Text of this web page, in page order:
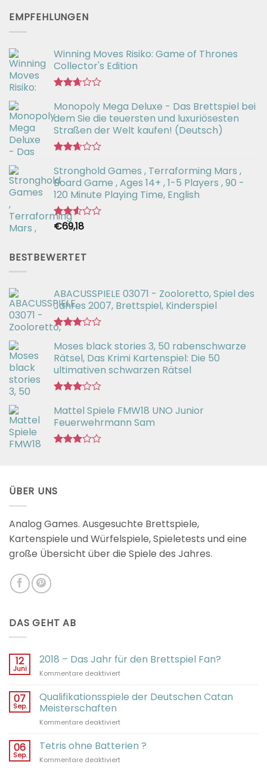
von 5
EMPFEHLUNGEN
Winning Moves Risiko: Game of Thrones
Collector's Edition
mit
2.66
von 5
Monopoly Mega Deluxe - Das Brettspiel bei
dem Sie die teuersten und luxuriösesten
Straßen der Welt kaufen! (Deutsch)
mit
2.64
von 5
Stronghold Games , Terraforming Mars ,
Board Game , Ages 14+ , 1-5 Players , 90 -
120 Minute Playing Time, English
Bewertet
von 5
€69,18
BESTBEWERTET
ABACUSSPIELE 03071 - Zooloretto, Spiel des
Jahres 2007, Brettspiel, Kinderspiel
mit
3.02
von 5
Moses black stories 3, 50 rabenschwarze
Rätsel, Das Krimi Kartenspiel: Die 50
ultimativen schwarzen Rätsel
mit
3.00
von 5
Mattel Spiele FMW18 UNO Junior
Feuerwehrmann Sam
ÜBER UNS
Analog Games. Ausgesuchte Brettspiele,
Kartenspiele und Würfelspiele, Spieletests und eine
große Übersicht über die Spiele des Jahres.
DAS GEHT AB
12
Juni
2018 – Das Jahr für den Brettspiel Fan?
Kommentare deaktiviertfür
–
Das
für
Brettspiel
07
Sep.
Qualifikationsspiele der Deutschen Catan
Meisterschaften
Kommentare deaktiviertfür
der
Deutschen
Catan
06
Sep.
Tetris ohne Batterien ?
Kommentare deaktiviertfür